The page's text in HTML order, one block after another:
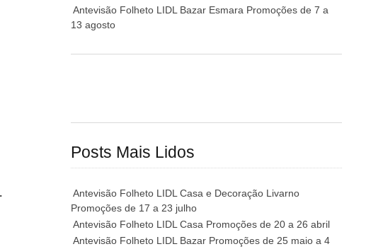
Antevisão Folheto LIDL Bazar Esmara Promoções de 7 a
13 agosto
Posts Mais Lidos
Antevisão Folheto LIDL Casa e Decoração Livarno
Promoções de 17 a 23 julho
Antevisão Folheto LIDL Casa Promoções de 20 a 26 abril
Antevisão Folheto LIDL Bazar Promoções de 25 maio a 4